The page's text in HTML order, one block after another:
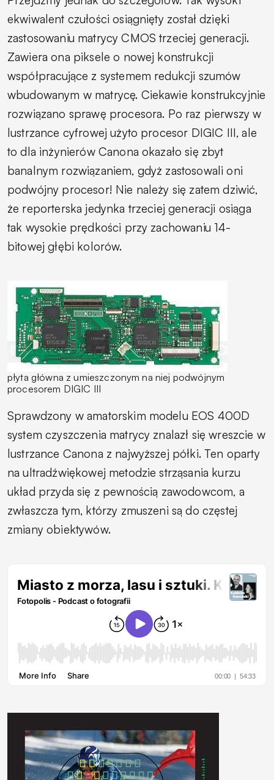
ekwiwalent czułości osiągnięty został dzięki
zastosowaniu matrycy CMOS trzeciej generacji.
Zawiera ona piksele o nowej konstrukcji
współpracujące z systemem redukcji szumów
wbudowanym w matrycę. Ciekawie konstrukcyjnie
rozwiązano sprawę procesora. Po raz pierwszy w
lustrzance cyfrowej użyto procesor DIGIC III, ale
to dla inżynierów Canona okazało się zbyt
banalnym rozwiązaniem, gdyż zastosowali oni
podwójny procesor! Nie należy się zatem dziwić,
że reporterska jedynka trzeciej generacji osiąga
tak wysokie prędkości przy zachowaniu 14-
bitowej głębi kolorów.
płyta główna z umieszczonym na niej podwójnym
procesorem DIGIC III
Sprawdzony w amatorskim modelu EOS 400D
system czyszczenia matrycy znalazł się wreszcie w
lustrzance Canona z najwyższej półki. Ten oparty
na ultradźwiękowej metodzie strząsania kurzu
układ przyda się z pewnością zawodowcom, a
zwłaszcza tym, którzy zmuszeni są do częstej
zmiany obiektywów.